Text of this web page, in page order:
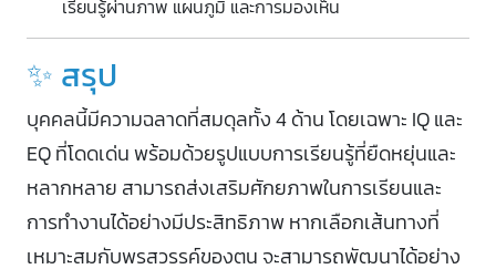
เรียนรู้ผ่านภาพ แผนภูมิ และการมองเห็น
✨ สรุป
บุคคลนี้มีความฉลาดที่สมดุลทั้ง 4 ด้าน โดยเฉพาะ IQ และ
EQ ที่โดดเด่น พร้อมด้วยรูปแบบการเรียนรู้ที่ยืดหยุ่นและ
หลากหลาย สามารถส่งเสริมศักยภาพในการเรียนและ
การทำงานได้อย่างมีประสิทธิภาพ หากเลือกเส้นทางที่
เหมาะสมกับพรสวรรค์ของตน จะสามารถพัฒนาได้อย่าง